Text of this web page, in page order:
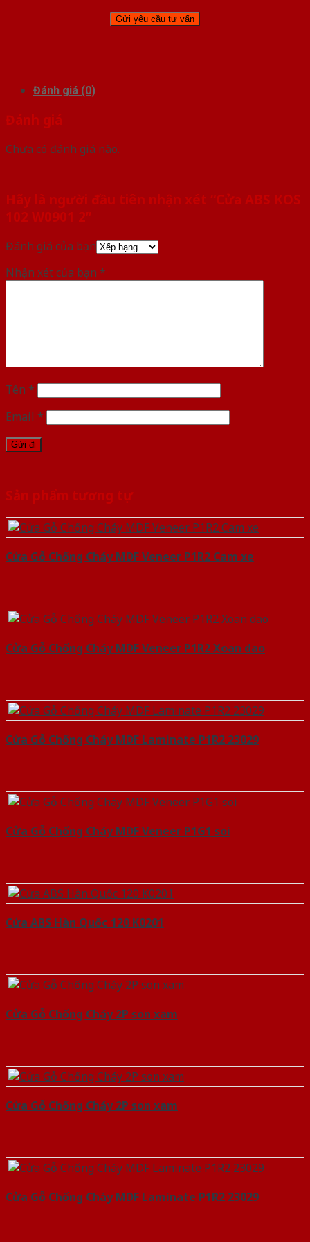
Đánh giá (0)
Đánh giá
Chưa có đánh giá nào.
Hãy là người đầu tiên nhận xét “Cửa ABS KOS
102 W0901 2”
Đánh giá của bạn
Nhận xét của bạn *
Tên *
Email *
Sản phẩm tương tự
Cửa Gỗ Chống Cháy MDF Veneer P1R2 Cam xe
Cửa Gỗ Chống Cháy MDF Veneer P1R2 Xoan dao
Cửa Gỗ Chống Cháy MDF Laminate P1R2 23029
Cửa Gỗ Chống Cháy MDF Veneer P1G1 soi
Cửa ABS Hàn Quốc 120 K0201
Cửa Gỗ Chống Cháy 2P son xam
Cửa Gỗ Chống Cháy 2P son xam
Cửa Gỗ Chống Cháy MDF Laminate P1R2 23029